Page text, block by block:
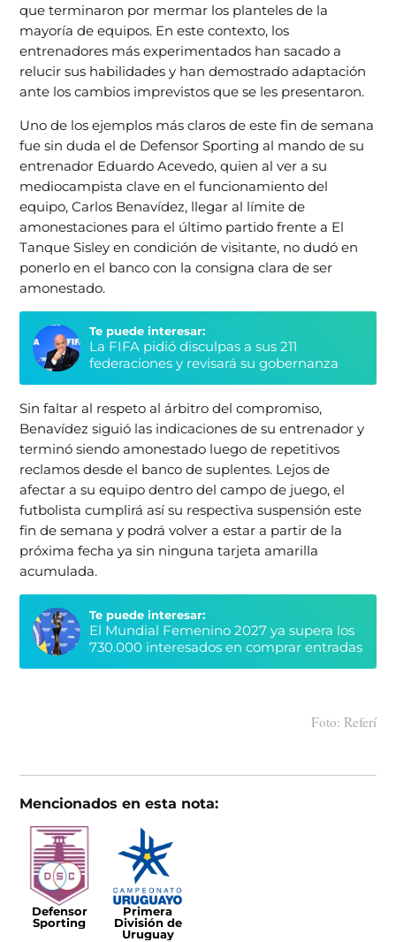
que terminaron por mermar los planteles de la
mayoría de equipos. En este contexto, los
entrenadores más experimentados han sacado a
relucir sus habilidades y han demostrado adaptación
ante los cambios imprevistos que se les presentaron.
Uno de los ejemplos más claros de este fin de semana
fue sin duda el de Defensor Sporting al mando de su
entrenador Eduardo Acevedo, quien al ver a su
mediocampista clave en el funcionamiento del
equipo, Carlos Benavídez, llegar al límite de
amonestaciones para el último partido frente a El
Tanque Sisley en condición de visitante, no dudó en
ponerlo en el banco con la consigna clara de ser
amonestado.
Te puede interesar:
La FIFA pidió disculpas a sus 211
federaciones y revisará su gobernanza
Sin faltar al respeto al árbitro del compromiso,
Benavídez siguió las indicaciones de su entrenador y
terminó siendo amonestado luego de repetitivos
reclamos desde el banco de suplentes. Lejos de
afectar a su equipo dentro del campo de juego, el
futbolista cumplirá así su respectiva suspensión este
fin de semana y podrá volver a estar a partir de la
próxima fecha ya sin ninguna tarjeta amarilla
acumulada.
Te puede interesar:
El Mundial Femenino 2027 ya supera los
730.000 interesados en comprar entradas
Foto: Referí
Mencionados en esta nota:
Defensor
Sporting
Primera
División de
Uruguay